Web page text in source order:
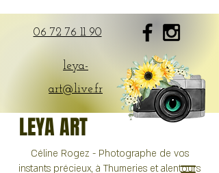
06 72 76 11 90
leya-
art@live.fr
LEYA ART
Céline Rogez - Photographe de vos
instants précieux, à Thumeries et alentours